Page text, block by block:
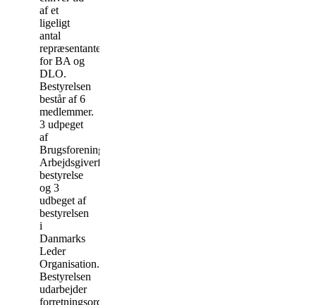
af et
ligeligt
antal
repræsentanter
for BA og
DLO.
Bestyrelsen
består af 6
medlemmer.
3 udpeget
af
Brugsforeningernes
Arbejdsgiverforenings
bestyrelse
og 3
udbeget af
bestyrelsen
i
Danmarks
Leder
Organisation.
Bestyrelsen
udarbejder
forretningsorden